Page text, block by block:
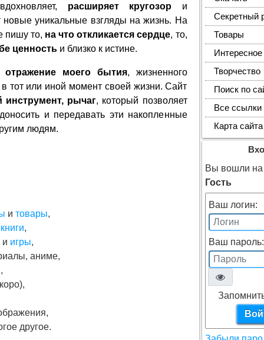
расширяет кругозор и
новые уникальные взгляды на жизнь. На
пишу то, на что откликается сердце, то,
ценностьи близко к истине.
отражение моего бытия, жизненного
тот или иной момент своей жизни. Сайт
инструмент, рычаг, который позволяет
и передавать эти накопленные
людям.
и товары,
,
и игры,
аниме,
другое.
Секретный
Товары
Интересное
Творчество
Поиск по
Все ссылки
Карта сайта
Вы вошли на
Гость
Ваш логин:
Ваш пароль: